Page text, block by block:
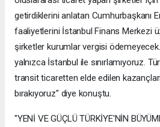
getirdiklerini anlatan Cumhurbaşkanı
faaliyetlerini İstanbul Finans Merkezi
şirketler kurumlar vergisi ödemeyecek.
yalnızca İstanbul ile sınırlamıyoruz.
transit ticaretten elde edilen
bırakıyoruz" diye konuştu.
"YENİ VE GÜÇLÜ TÜRKİYE'NİN